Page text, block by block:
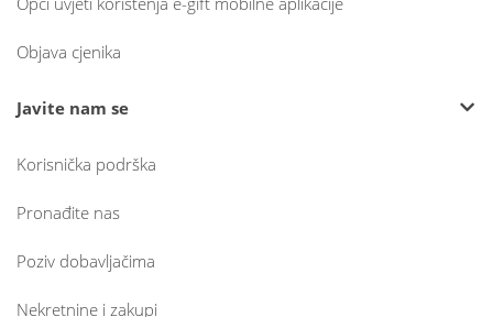
Objava cjenika
Javite nam se
Korisnička podrška
Pronađite nas
Poziv dobavljačima
Nekretnine i zakupi